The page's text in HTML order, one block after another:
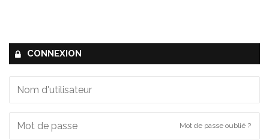
CONNEXION
Mot de passe oublié ?